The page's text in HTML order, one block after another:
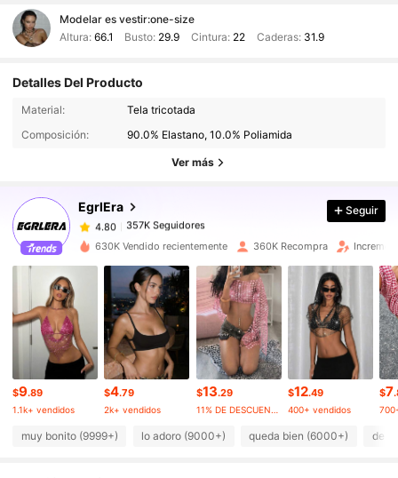
Modelar es vestir:one-size
Altura: 66.1 Busto: 29.9 Cintura: 22 Caderas: 31.9
Detalles Del Producto
Material:
Tela tricotada
Composición:
90.0% Elastano, 10.0% Poliamida
Ver más
EgrlEra
357K Seguidores
357K Seguidores
4.80
357K Seguidores
e***0
Hace 1 día
357K Seguidores
4.80 357K Seguidores
4.80 357K Seguidores
4.80 357K Seguidores
Seguir
630K Vendido recientemente 360K Recompra
$9.89
1.1k+ vendidos
$4.79
2k+ vendidos
$13.29
11% DE DESCUENTO
$12.49
400+ vendidos
$7
muy bonito (9999+) lo adoro (9000+) queda bien (6000+) de